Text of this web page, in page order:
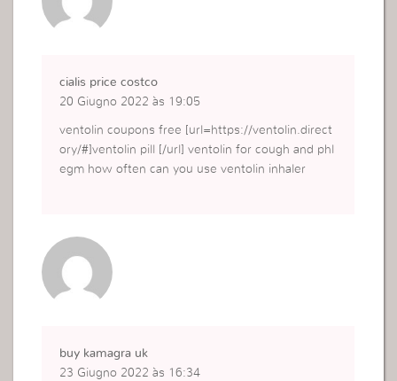
cialis price costco
20 Giugno 2022 às 19:05
ventolin coupons free [url=https://ventolin.direct
ory/#]ventolin pill [/url] ventolin for cough and phl
egm how often can you use ventolin inhaler
buy kamagra uk
23 Giugno 2022 às 16:34